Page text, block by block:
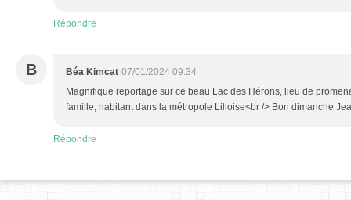
Répondre
B Béa Kimcat 07/01/2024 09:34
Magnifique reportage sur ce beau Lac des Hérons, lieu de
famille, habitant dans la métropole Lilloise<br /> Bon dimanche
Répondre